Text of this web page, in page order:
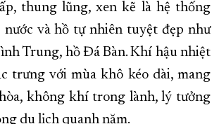
thung lũng, xen kẽ là hệ thống
nước và hồ tự nhiên tuyệt đẹp như
Trung, hồ Đá Bàn. Khí hậu nhiệt
trưng với mùa khô kéo dài, mang
không khí trong lành, lý tưởng
du lịch quanh năm.